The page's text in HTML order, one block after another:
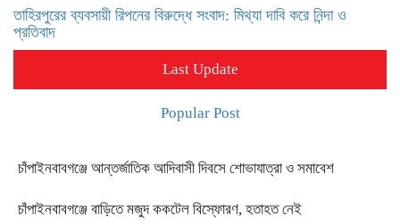
তাহিরপুরের ব্যবসায়ী রিপনের বিরুদ্ধে সংবাদ: মিথ্যা দাবি করে নিন্দা ও
প্রতিবাদ
Last Update
Popular Post
চাঁপাইনবাবগঞ্জে আন্তর্জাতিক আদিবাসী দিবসে শোভাযাত্রা ও সমাবেশ
চাঁপাইনবাবগঞ্জে বাড়িতে মজুদ ককটেল বিস্ফোরণ, হতাহত নেই